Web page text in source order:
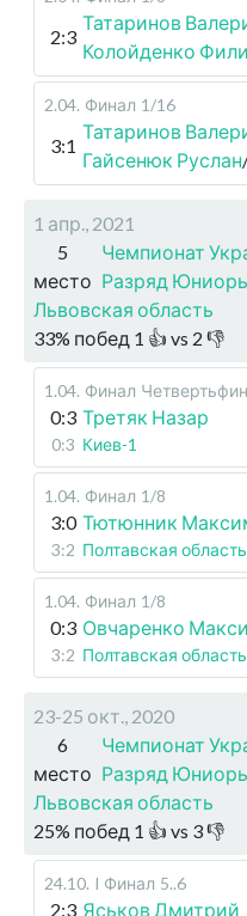
2:3
Татаринов
Колойденко
2.04. Финал 1/16
3:1
Татаринов
Гайсенюк Руслан
1 апр., 2021
5
место
Чемпионат
Разряд
Львовская область
33% побед 1 👍 vs 2 👎
1.04. Финал
0:3 Третяк Назар
0:3 Киев-1
1.04. Финал 1/8
3:0 Тютюнник
3:2 Полтавская область
1.04. Финал 1/8
0:3 Овчаренко
3:2 Полтавская область
23-25 окт., 2020
6
место
Чемпионат
Разряд
Львовская область
25% побед 1 👍 vs 3👎
24.10. I Финал 5..6
2:3 Яськов Дмитрий